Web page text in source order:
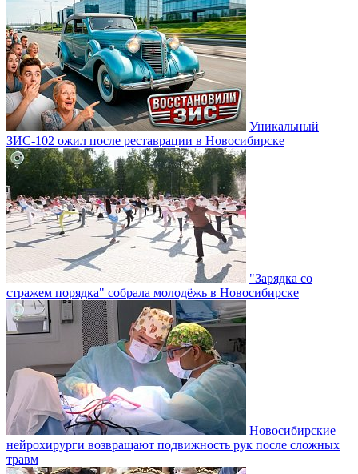
Уникальный
ЗИС-102 ожил после реставрации в Новосибирске
"Зарядка со
стражем порядка" собрала молодёжь в Новосибирске
Новосибирские
нейрохирурги возвращают подвижность рук после сложных
травм